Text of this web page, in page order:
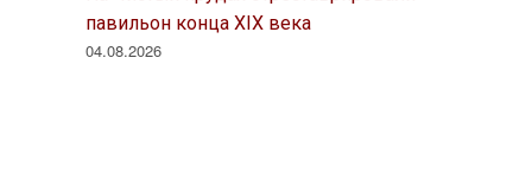
павильон конца XIX века
04.08.2026